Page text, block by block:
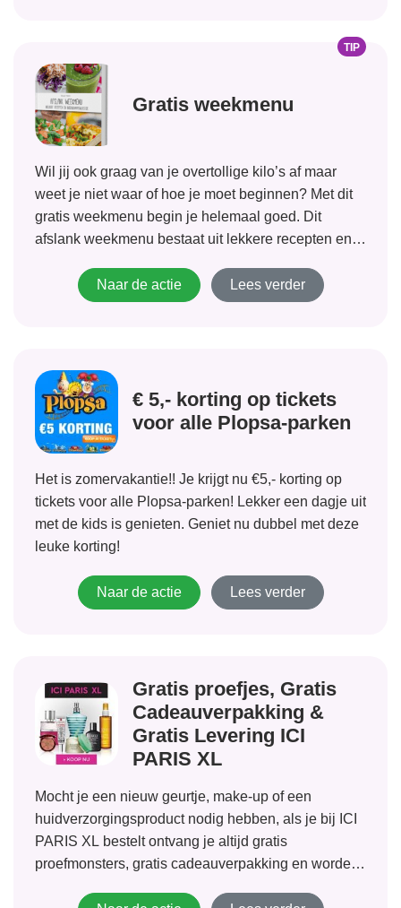
TIP
Gratis weekmenu
Wil jij ook graag van je overtollige kilo’s af maar
weet je niet waar of hoe je moet beginnen? Met dit
gratis weekmenu begin je helemaal goed. Dit
afslank weekmenu bestaat uit lekkere recepten en
begin je weg...Naar de actie Lees verder
€ 5,- korting op tickets
voor alle Plopsa-parken
Het is zomervakantie!! Je krijgt nu €5,- korting op
tickets voor alle Plopsa-parken! Lekker een dagje uit
met de kids is genieten. Geniet nu dubbel met deze
leuke korting!
Naar de actie Lees verder
Gratis proefjes, Gratis
Cadeauverpakking &
Gratis Levering ICI
PARIS XL
Mocht je een nieuw geurtje, make-up of een
huidverzorgingsproduct nodig hebben, als je bij ICI
PARIS XL bestelt ontvang je altijd gratis
proefmonsters, gratis cadeauverpakking en worden